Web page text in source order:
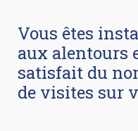
Vous êtes
aux alentours
satisfait du
de visites sur